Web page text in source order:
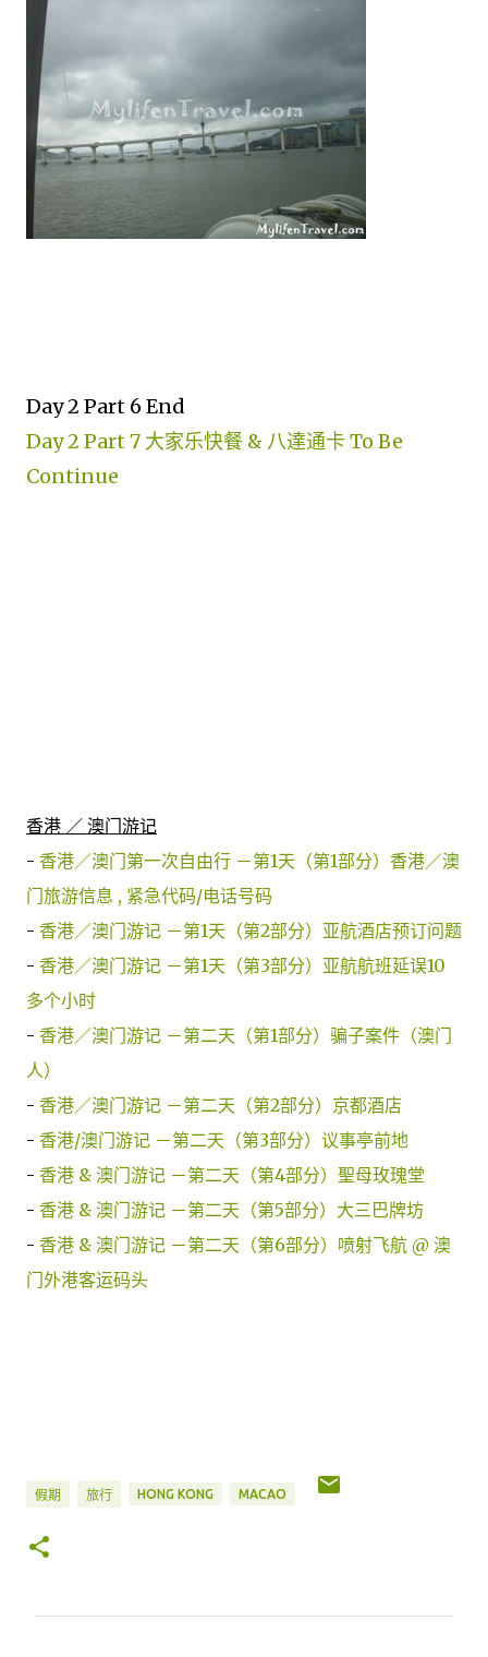
Day 2 Part 6 End
Day 2 Part 7 大家乐快餐 & 八達通卡 To Be
Continue
香港 ／ 澳门游记
- 香港／澳门第一次自由行 －第1天（第1部分）香港／澳
门旅游信息 , 紧急代码/电话号码
- 香港／澳门游记 －第1天（第2部分）亚航酒店预订问题
- 香港／澳门游记 －第1天（第3部分）亚航航班延误10
多个小时
- 香港／澳门游记 －第二天（第1部分）骗子案件（澳门
人）
- 香港／澳门游记 －第二天（第2部分）京都酒店
- 香港/澳门游记 －第二天（第3部分）议事亭前地
- 香港 & 澳门游记 －第二天（第4部分）聖母玫瑰堂
- 香港 & 澳门游记 －第二天（第5部分）大三巴牌坊
- 香港 & 澳门游记 －第二天（第6部分）喷射飞航 @ 澳
门外港客运码头
假期 旅行 HONG KONG MACAO